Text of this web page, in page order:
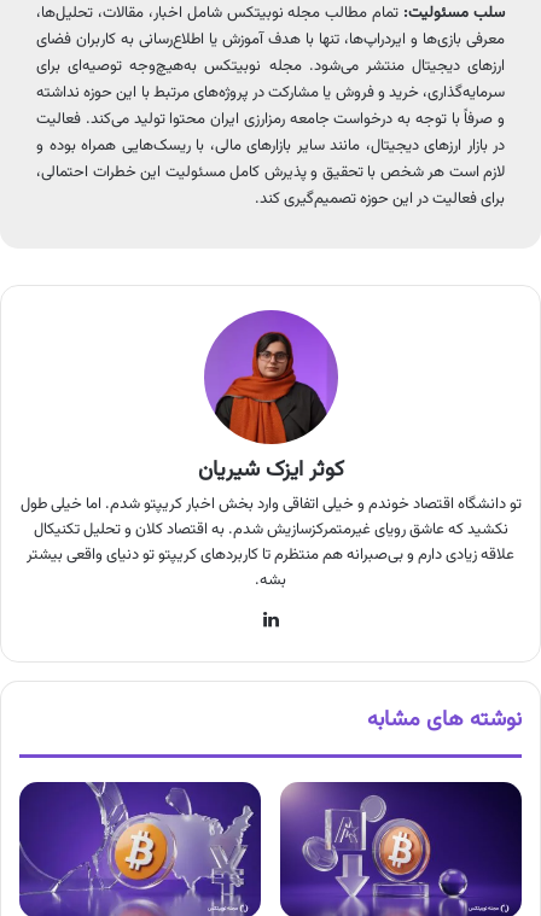
سلب مسئولیت: تمام مطالب مجله نوبیتکس شامل اخبار، مقالات، تحلیل‌ها،
معرفی بازی‌ها و ایردراپ‌ها، تنها با هدف آموزش یا اطلاع‌رسانی به کاربران فضای
ارزهای دیجیتال منتشر می‌شود. مجله نوبیتکس به‌هیچ‌وجه توصیه‌ای برای
سرمایه‌گذاری، خرید و فروش یا مشارکت در پروژه‌های مرتبط با این حوزه نداشته
و صرفاً با توجه به درخواست جامعه رمزارزی ایران محتوا تولید می‌کند. فعالیت
در بازار ارزهای دیجیتال، مانند سایر بازارهای مالی، با ریسک‌هایی همراه بوده و
لازم است هر شخص با تحقیق و پذیرش کامل مسئولیت این خطرات احتمالی،
برای فعالیت در این حوزه تصمیم‌گیری کند.
کوثر ایزک شیریان
تو دانشگاه اقتصاد خوندم و خیلی اتفاقی وارد بخش اخبار کریپتو شدم. اما خیلی طول
نکشید که عاشق رویای غیرمتمرکزسازیش شدم. به اقتصاد کلان و تحلیل تکنیکال
علاقه زیادی دارم و بی‌صبرانه هم منتظرم تا کاربردهای کریپتو تو دنیای واقعی بیشتر
بشه.
نوشته های مشابه